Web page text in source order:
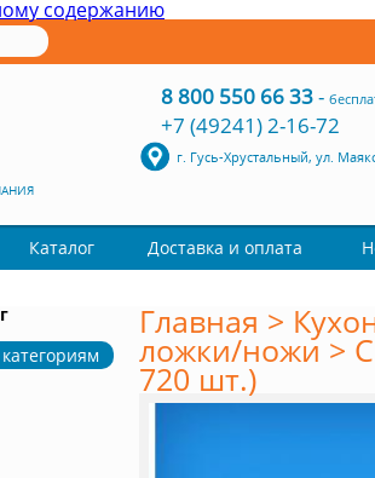
содержанию
8 800 550 66 33-
+7 (49241) 2-16-72
г. Гусь-Хрустальный, ул.
Каталог Доставка и оплата
Главная >
ложки/ножи >
720 шт.)